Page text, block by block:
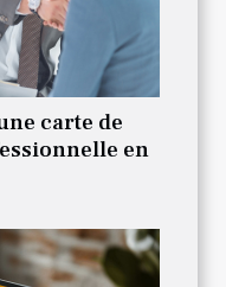
carte de
en